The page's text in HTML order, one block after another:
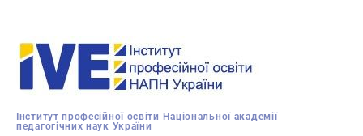
Інститут професійної освіти Національної академії
педагогічних наук України